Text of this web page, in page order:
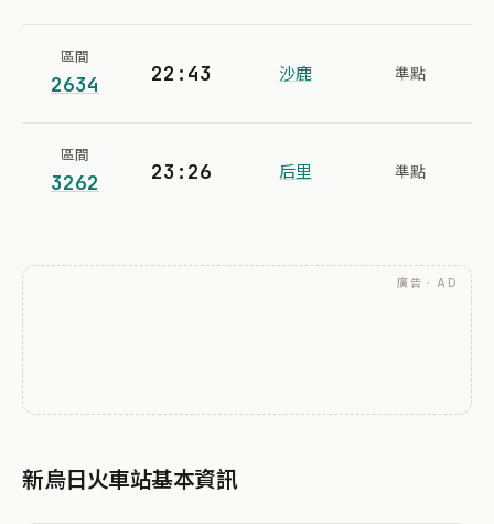
區間
2634 22:43 沙鹿 準點
區間
3262 23:26 后里 準點
廣告 · AD
新烏日火車站基本資訊